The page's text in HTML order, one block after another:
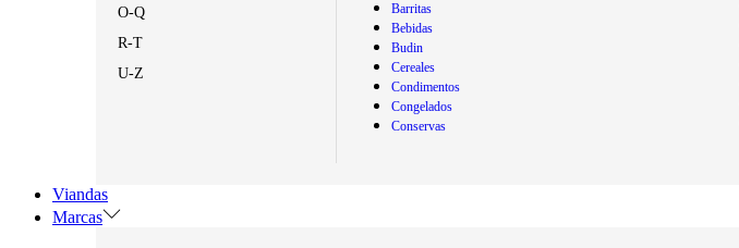
O-Q
R-T
U-Z
Barritas
Bebidas
Budin
Cereales
Condimentos
Congelados
Conservas
Viandas
Marcas